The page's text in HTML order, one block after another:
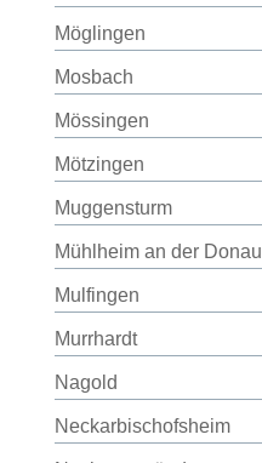
Möglingen
Mosbach
Mössingen
Mötzingen
Muggensturm
Mühlheim an der Donau
Mulfingen
Murrhardt
Nagold
Neckarbischofsheim